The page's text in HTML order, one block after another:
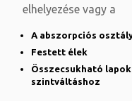
elhelyezése vagy a
A abszorpciós
Festett élek
Összecsukható
szintváltáshoz